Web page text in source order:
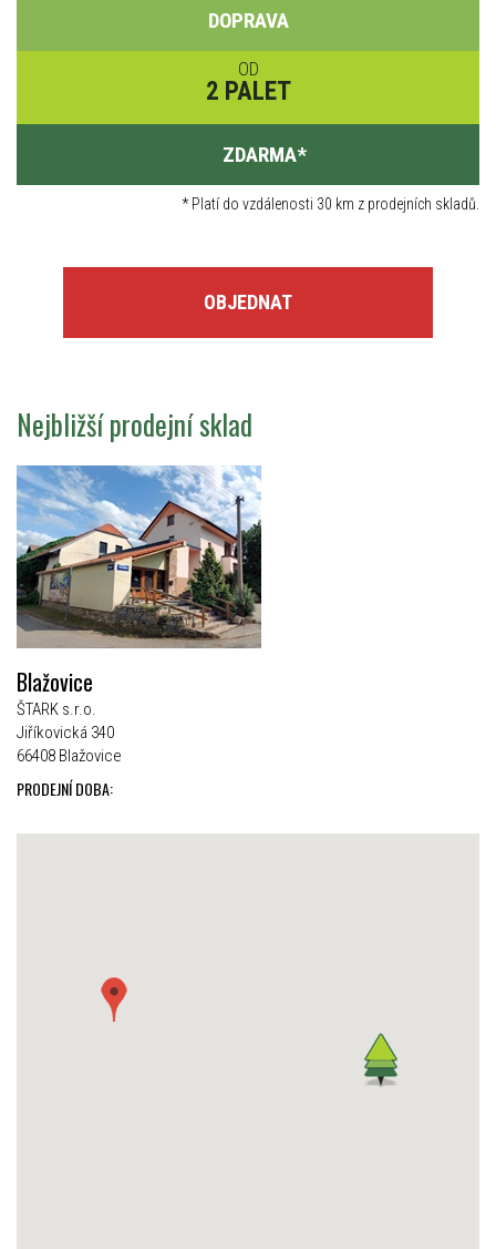
DOPRAVA
OD
2 PALET
ZDARMA*
*Platí do vzdálenosti 30 km z prodejních skladů.
OBJEDNAT
Nejbližší prodejní sklad
Blažovice
ŠTARK s.r.o.
Jiříkovická 340
66408 Blažovice
PRODEJNÍ DOBA: